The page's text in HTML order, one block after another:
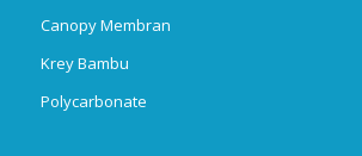
Canopy Membran
Krey Bambu
Polycarbonate